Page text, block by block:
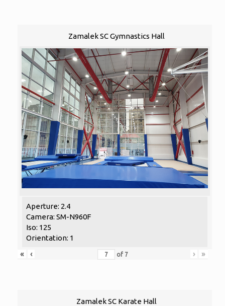
Zamalek SC Gymnastics Hall
Aperture: 2.4
Camera: SM-N960F
Iso: 125
Orientation: 1
«
‹ of 7 › »
Zamalek SC Karate Hall